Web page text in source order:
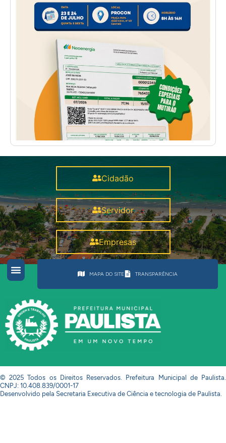
Cidadão
Servidor
Empresas
MAPA DO SITE TRANSPARÊNCIA
© 2025 Todos os Direitos Reservados. Prefeitura Municipal de Paulista.
CNPJ: 10.408.839/0001-17
Desenvolvido pela Secretaria Executiva de Ciência e tecnologia de Paulista.